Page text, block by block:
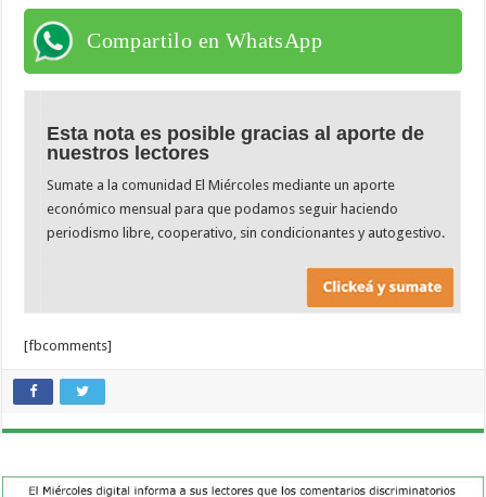
Compartilo en WhatsApp
Esta nota es posible gracias al aporte de
nuestros lectores
Sumate a la comunidad El Miércoles mediante un aporte
económico mensual para que podamos seguir haciendo
periodismo libre, cooperativo, sin condicionantes y autogestivo.
[fbcomments]